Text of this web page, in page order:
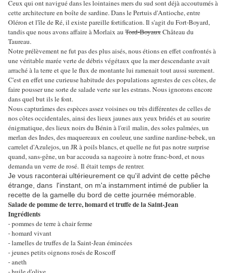
Ceux qui ont navigué dans les lointaines mers du sud sont déjà accoutumés à
cette architecture en boîte de sardine. Dans le Pertuis d'Antioche, entre
Oléron et l'île de Ré, il existe pareille fortification. Il s'agit du Fort-Boyard,
tandis que nous avons affaire à Morlaix au Tord-BoyauxChâteau du
Taureau.
Notre prélèvement ne fut pas des plus aisés, nous étions en effet confrontés à
une véritable marée verte de débris végétaux que la mer descendante avait
arraché à la terre et que le flux de montante lui ramenait tout aussi surement.
C'est en effet une curieuse habitude des populations agrestes de ces côtes, de
faire pousser une sorte de salade verte sur les estrans. Nous ignorons encore
dans quel but ils le font.
Nous capturâmes des espèces assez voisines ou très différentes de celles de
nos côtes occidentales, ainsi des lieux jaunes aux yeux bridés et au sourire
énigmatique, des lieux noirs du Bénin à l'œil malin, des soles palmées, un
merlan des Indes, des maquereaux en couleur, une sardine nardine-bebek, un
carrelet d'Azulejos, un JR à poils blancs, et quelle ne fut pas notre surprise
quand, sans-gêne, un bar accouda sa nageoire à notre franc-bord, et nous
demanda un verre de rosé. Il était temps de rentrer.
Je vous raconterai ultérieurement ce qu'il advint de cette pêche
étrange, dans l'instant, on m'a instamment intimé de publier la
recette de la gamelle du bord de cette journée mémorable.
Salade de pomme de terre, homard et truffe de la Saint-Jean
Ingrédients
- pommes de terre à chair ferme
- homard vivant
- lamelles de truffes de la Saint-Jean émincées
- jeunes petits oignons rosés de Roscoff
- aneth